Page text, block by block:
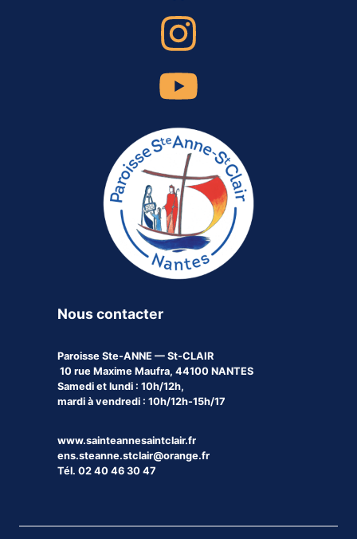
Nous contacter
Paroisse Ste-ANNE — St-CLAIR
10 rue Maxime Maufra, 44100 NANTES
Samedi et lundi : 10h/12h,
mardi à vendredi : 10h/12h-15h/17
www.sainteannesaintclair.fr
ens.steanne.stclair@orange.fr
Tél. 02 40 46 30 47